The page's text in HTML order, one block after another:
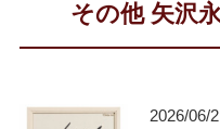
その他 矢沢
2026/06/